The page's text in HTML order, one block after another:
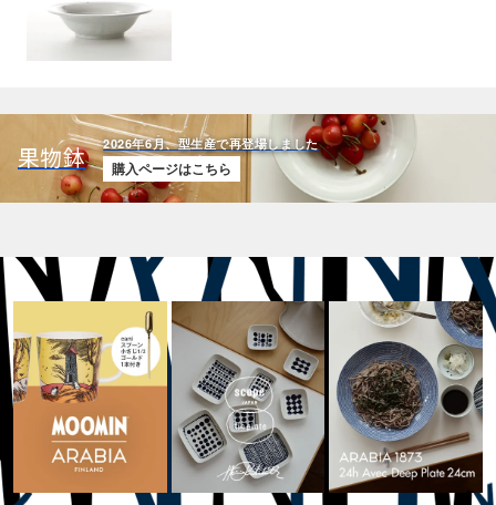
果物鉢
2026年6月、型生産で再登場しました
購入ページはこちら